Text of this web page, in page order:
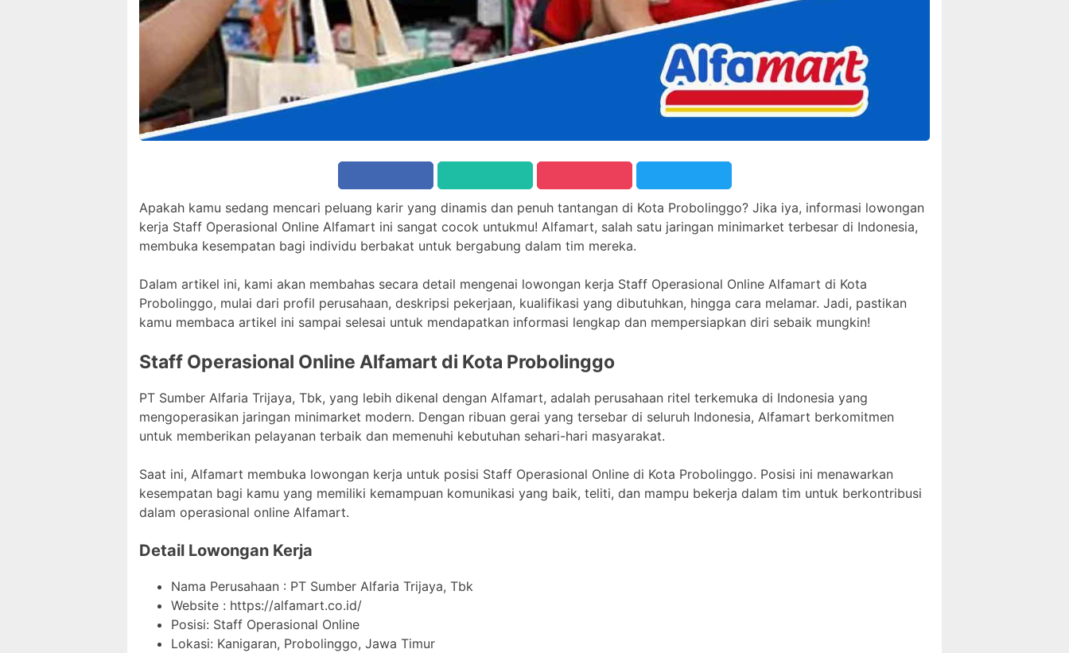
Apakah kamu sedang mencari peluang karir yang dinamis dan penuh tantangan di Kota Probolinggo? Jika iya, informasi lowongan
kerja Staff Operasional Online Alfamart ini sangat cocok untukmu! Alfamart, salah satu jaringan minimarket terbesar di Indonesia,
membuka kesempatan bagi individu berbakat untuk bergabung dalam tim mereka.
Dalam artikel ini, kami akan membahas secara detail mengenai lowongan kerja Staff Operasional Online Alfamart di Kota
Probolinggo, mulai dari profil perusahaan, deskripsi pekerjaan, kualifikasi yang dibutuhkan, hingga cara melamar. Jadi, pastikan
kamu membaca artikel ini sampai selesai untuk mendapatkan informasi lengkap dan mempersiapkan diri sebaik mungkin!
Staff Operasional Online Alfamart di Kota Probolinggo
PT Sumber Alfaria Trijaya, Tbk, yang lebih dikenal dengan Alfamart, adalah perusahaan ritel terkemuka di Indonesia yang
mengoperasikan jaringan minimarket modern. Dengan ribuan gerai yang tersebar di seluruh Indonesia, Alfamart berkomitmen
untuk memberikan pelayanan terbaik dan memenuhi kebutuhan sehari-hari masyarakat.
Saat ini, Alfamart membuka lowongan kerja untuk posisi Staff Operasional Online di Kota Probolinggo. Posisi ini menawarkan
kesempatan bagi kamu yang memiliki kemampuan komunikasi yang baik, teliti, dan mampu bekerja dalam tim untuk berkontribusi
dalam operasional online Alfamart.
Detail Lowongan Kerja
Nama Perusahaan : PT Sumber Alfaria Trijaya, Tbk
Website : https://alfamart.co.id/
Posisi: Staff Operasional Online
Lokasi: Kanigaran, Probolinggo, Jawa Timur